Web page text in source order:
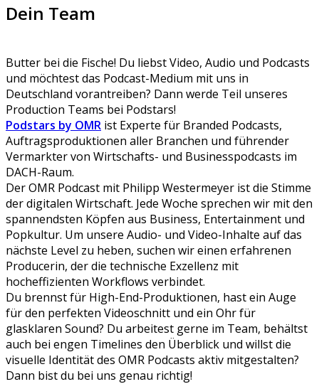
Dein Team
Butter bei die Fische! Du liebst Video, Audio und Podcasts
und möchtest das Podcast-Medium mit uns in
Deutschland vorantreiben? Dann werde Teil unseres
Production Teams bei Podstars!
Podstars by OMR ist Experte für Branded Podcasts,
Auftragsproduktionen aller Branchen und führender
Vermarkter von Wirtschafts- und Businesspodcasts im
DACH-Raum.
Der OMR Podcast mit Philipp Westermeyer ist die Stimme
der digitalen Wirtschaft. Jede Woche sprechen wir mit den
spannendsten Köpfen aus Business, Entertainment und
Popkultur. Um unsere Audio- und Video-Inhalte auf das
nächste Level zu heben, suchen wir einen erfahrenen
Producerin, der die technische Exzellenz mit
hocheffizienten Workflows verbindet.
Du brennst für High-End-Produktionen, hast ein Auge
für den perfekten Videoschnitt und ein Ohr für
glasklaren Sound? Du arbeitest gerne im Team, behältst
auch bei engen Timelines den Überblick und willst die
visuelle Identität des OMR Podcasts aktiv mitgestalten?
Dann bist du bei uns genau richtig!